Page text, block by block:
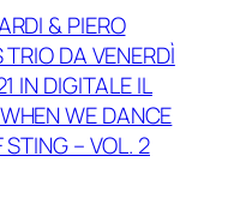
& PIERO
DA VENERDÌ
IN DIGITALE IL
WE DANCE
– VOL. 2